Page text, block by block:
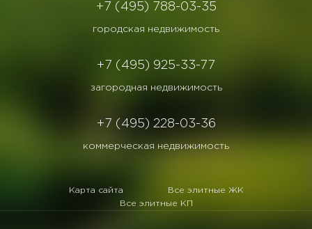
+7 (495) 788-03-35
городская недвижимость
+7 (495) 925-33-77
загородная недвижимость
+7 (495) 228-03-36
коммерческая недвижимость
Карта сайта
Все элитные ЖК
Все элитные КП